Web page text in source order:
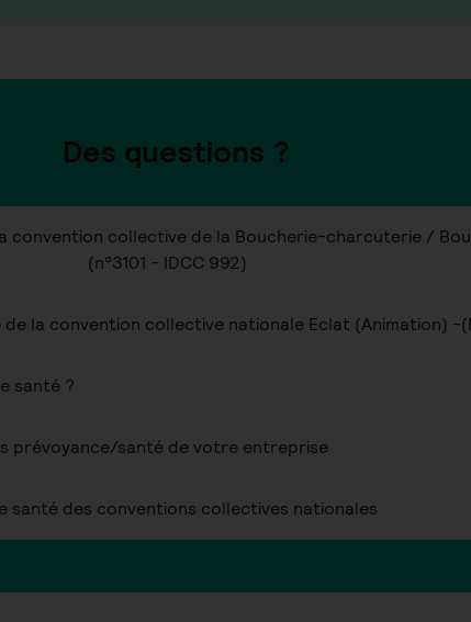
Des questions ?
convention collective de la Boucherie-charcuterie /
(n°3101 - IDCC 992)
Taux de
santé ?
prévoyance/santé de votre entreprise
des conventions collectives nationales